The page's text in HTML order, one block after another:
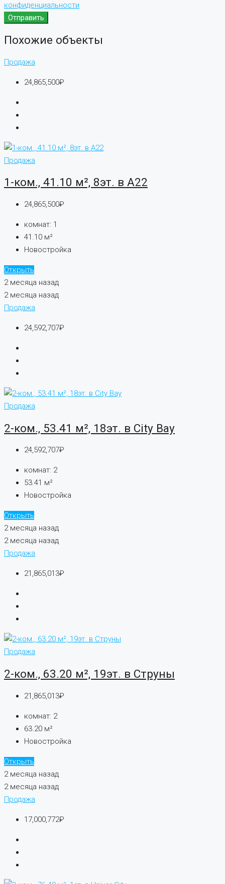
конфиденциальности
Отправить
Похожие объекты
Продажа
24,865,500₽
Продажа
1-ком., 41.10 м², 8эт. в А22
24,865,500₽
комнат: 1
41.10 м²
Новостройка
Открыть
2 месяца назад
2 месяца назад
Продажа
24,592,707₽
Продажа
2-ком., 53.41 м², 18эт. в City Bay
24,592,707₽
комнат: 2
53.41 м²
Новостройка
Открыть
2 месяца назад
2 месяца назад
Продажа
21,865,013₽
Продажа
2-ком., 63.20 м², 19эт. в Струны
21,865,013₽
комнат: 2
63.20 м²
Новостройка
Открыть
2 месяца назад
2 месяца назад
Продажа
17,000,772₽